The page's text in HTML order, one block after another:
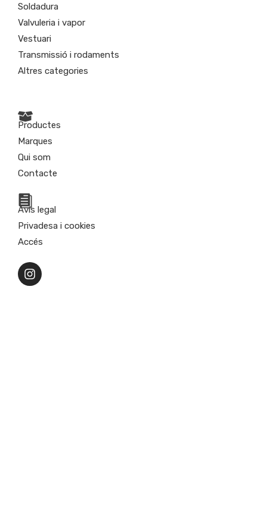
Soldadura
Valvuleria i vapor
Vestuari
Transmissió i rodaments
Altres categories
Productes
Marques
Qui som
Contacte
Avís legal
Privadesa i cookies
Accés